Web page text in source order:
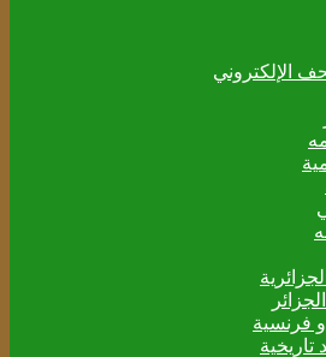
الإلكتروني
فرنسية